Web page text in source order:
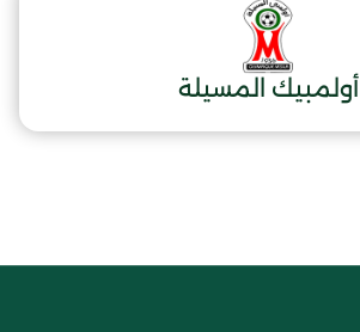
أولمبيك المسيلة